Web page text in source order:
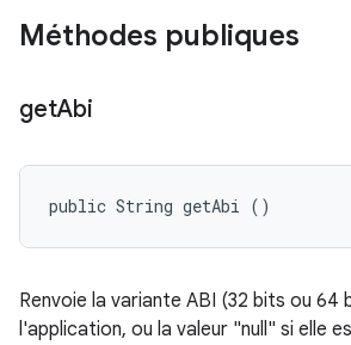
Méthodes publiques
getAbi
public String getAbi ()
Renvoie la variante ABI (32 bits ou 64
l'application, ou la valeur "null" si elle